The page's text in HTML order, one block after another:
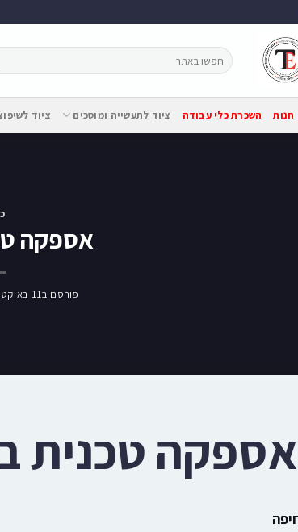
חנות השכרת כלי עבודה ציוד לתעשייה ומוסכים ציוד
אספקה
פורסם ב11 באוקטובר 2022
אספקה טכנית